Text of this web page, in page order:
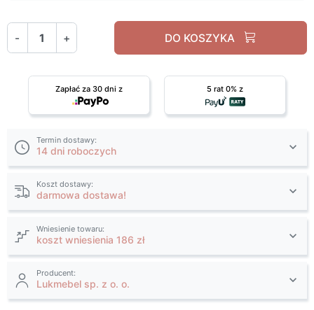
- + DO KOSZYKA
Zapłać za 30 dni z 5 rat 0% z
Termin dostawy:
14 dni roboczych
Koszt dostawy:
darmowa dostawa!
Wniesienie towaru:
koszt wniesienia 186 zł
Producent:
Lukmebel sp. z o. o.